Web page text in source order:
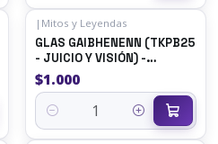
| Mitos y Leyendas
GLAS GAIBHENENN (TKPB25
- JUICIO Y VISIÓN) -
SINGLES MITOS Y
LEYENDAS
$1.000
Quantity